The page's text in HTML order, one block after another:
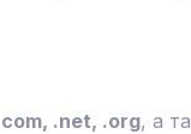
.net, .org, а